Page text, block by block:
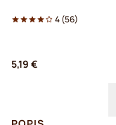
4(56)
5,19 €